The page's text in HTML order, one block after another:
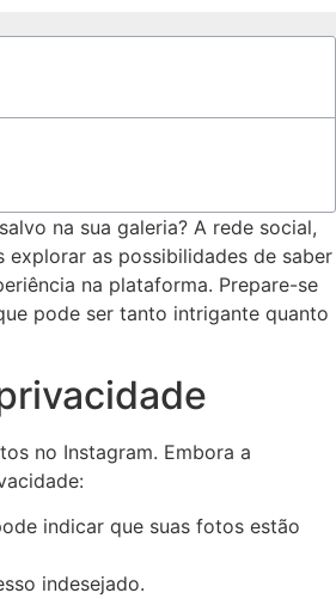
na sua galeria? A rede social,​
‌as⁣ possibilidades de⁢ saber
na plataforma. Prepare-se​
pode ser tanto intrigante quanto
no Instagram. Embora a
indicar que suas fotos estão
indesejado.